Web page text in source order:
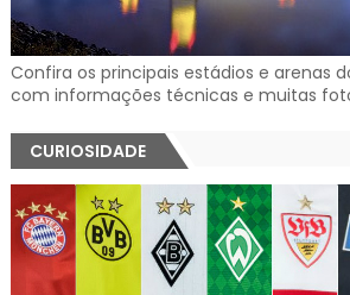
Confira os principais estádios e arenas
com informações técnicas e muitas
CURIOSIDADE